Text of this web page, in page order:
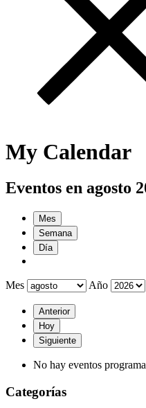
My Calendar
Eventos en agosto
Mes
Semana
Día
Mes Año
Anterior
Hoy
Siguiente
No hay eventos
Categorías